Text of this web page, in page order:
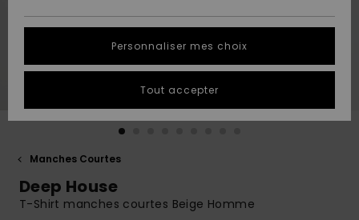
A
Découvrir
A
Découvrir
AIDE &
CONTACT
Démarrez
pour obtenir
Démarrer
COLLECTION
CARTE
CADEAU
Manches Courtes
Deep House
T-Shirt manches courtes Beige Homme
Personnaliser mes choix
Tout accepter